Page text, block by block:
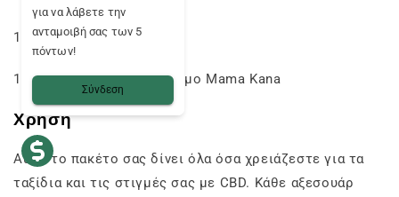
1x Σετ φίλτρων άνθρακα
1x Σετ φύλλων για στρίψιμο Mama Kana
Χρήση
Αυτό το πακέτο σας δίνει όλα όσα χρειάζεστε για τα
ταξίδια και τις στιγμές σας με CBD. Κάθε αξεσουάρ
για να λάβετε την
ανταμοιβή σας των 5
πόντων!
Σύνδεση